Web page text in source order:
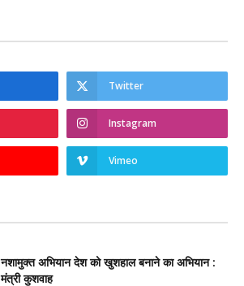
Twitter
Instagram
Vimeo
नशामुक्त अभियान देश को खुशहाल बनाने का अभियान :
मंत्री कुशवाह